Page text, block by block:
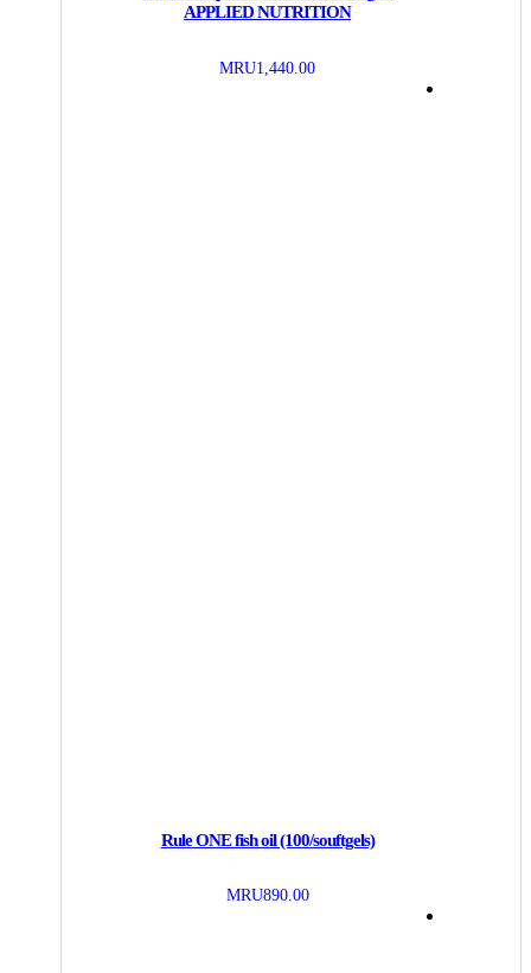
APPLIED NUTRITION
MRU1,440.00
Rule ONE fish oil (100/souftgels)
MRU890.00